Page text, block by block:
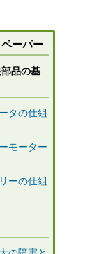
ーパー
品の基
タの仕組
モーター
ーの仕組